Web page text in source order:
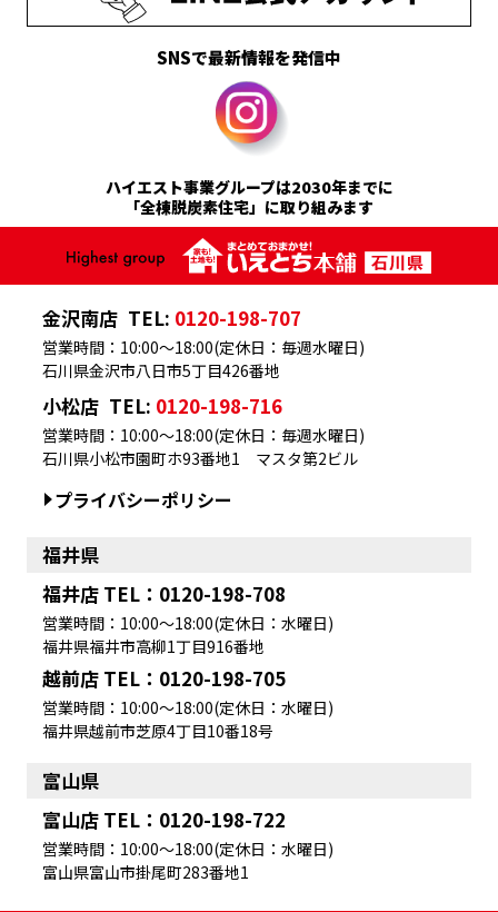
SNSで最新情報を発信中
ハイエスト事業グループは2030年までに
「全棟脱炭素住宅」に取り組みます
金沢南店 TEL: 0120-198-707
石川県金沢市八日市5丁目426番地
営業時間：10:00～18:00(定休日：毎週水曜日)
小松店 TEL: 0120-198-716
石川県小松市園町ホ93番地1 マスタ第2ビル
営業時間：10:00～18:00(定休日：毎週水曜日)
プライバシーポリシー
福井県
福井店 TEL：0120-198-708
営業時間：10:00～18:00(定休日：水曜日)
福井県福井市高柳1丁目916番地
越前店 TEL：0120-198-705
営業時間：10:00～18:00(定休日：水曜日)
福井県越前市芝原4丁目10番18号
富山県
富山店 TEL：0120-198-722
営業時間：10:00～18:00(定休日：水曜日)
富山県富山市掛尾町283番地1